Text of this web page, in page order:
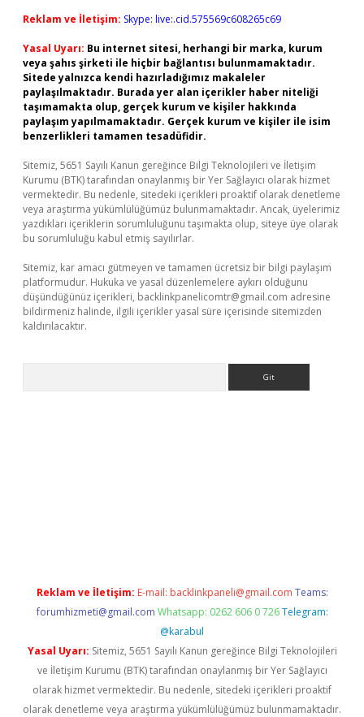
Reklam ve İletişim: Skype: live:.cid.575569c608265c69
Yasal Uyarı: Bu internet sitesi, herhangi bir marka, kurum
veya şahıs şirketi ile hiçbir bağlantısı bulunmamaktadır.
Sitede yalnızca kendi hazırladığımız makaleler
paylaşılmaktadır. Burada yer alan içerikler haber niteliği
taşımamakta olup, gerçek kurum ve kişiler hakkında
paylaşım yapılmamaktadır. Gerçek kurum ve kişiler ile isim
benzerlikleri tamamen tesadüfidir.
Sitemiz, 5651 Sayılı Kanun gereğince Bilgi Teknolojileri ve İletişim
Kurumu (BTK) tarafından onaylanmış bir Yer Sağlayıcı olarak hizmet
vermektedir. Bu nedenle, sitedeki içerikleri proaktif olarak denetleme
veya araştırma yükümlülüğümüz bulunmamaktadır. Ancak, üyelerimiz
yazdıkları içeriklerin sorumluluğunu taşımakta olup, siteye üye olarak
bu sorumluluğu kabul etmiş sayılırlar.
Sitemiz, kar amacı gütmeyen ve tamamen ücretsiz bir bilgi paylaşım
platformudur. Hukuka ve yasal düzenlemelere aykırı olduğunu
düşündüğünüz içerikleri, backlinkpanelicomtr@gmail.com adresine
bildirmeniz halinde, ilgili içerikler yasal süre içerisinde sitemizden
kaldırılacaktır.
Reklam ve İletişim: E-mail: backlinkpaneli@gmail.com Teams:
forumhizmeti@gmail.com Whatsapp: 0262 606 0 726 Telegram:
@karabul
Yasal Uyarı: Sitemiz, 5651 Sayılı Kanun gereğince Bilgi Teknolojileri
ve İletişim Kurumu (BTK) tarafından onaylanmış bir Yer Sağlayıcı
olarak hizmet vermektedir. Bu nedenle, sitedeki içerikleri proaktif
olarak denetleme veya araştırma yükümlülüğümüz bulunmamaktadır.